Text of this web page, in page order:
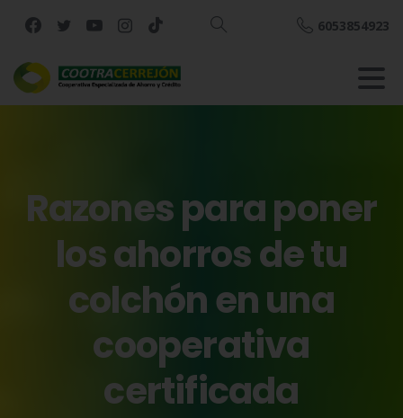
Buscar
6053854923
Razonesparaponer
losahorrosdetu
colchónenuna
cooperativa
certificada